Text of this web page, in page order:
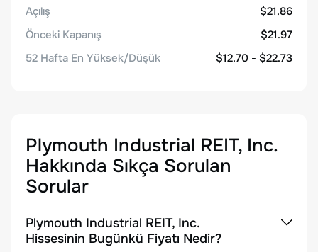
Açılış
$21.86
Önceki Kapanış
$21.97
52 Hafta En Yüksek/Düşük
$12.70 - $22.73
Plymouth Industrial REIT, Inc.
Hakkında Sıkça Sorulan
Sorular
Plymouth Industrial REIT, Inc.
Hissesinin Bugünkü Fiyatı Nedir?